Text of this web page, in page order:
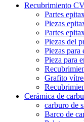
Recubrimiento
Partes
Piezas
Partes
Piezas del
Piezas para
Pieza para
Grafito
Cerámica de
carburo de
Barco de